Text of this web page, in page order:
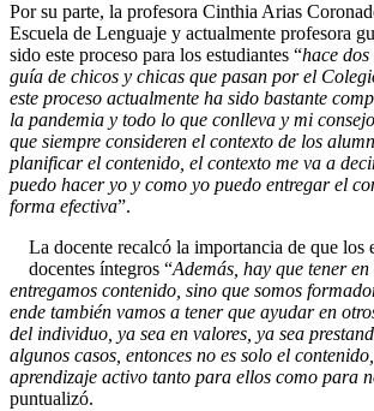
Por su parte, la profesora Cinthia Arias
Escuela de Lenguaje y actualmente profesora
sido este proceso para los estudiantes “hace
guía de chicos y chicas que pasan por el
este proceso actualmente ha sido bastante
la pandemia y todo lo que conlleva y mi
que siempre consideren el contexto de los
planificar el contenido, el contexto me va a
puedo hacer yo y como yo puedo entregar el
forma efectiva”.
La docente recalcó la importancia de que los
docentes íntegros “Además, hay que tener
entregamos contenido, sino que somos
ende también vamos a tener que ayudar en
del individuo, ya sea en valores, ya sea
algunos casos, entonces no es solo el
aprendizaje activo tanto para ellos como para
puntualizó.